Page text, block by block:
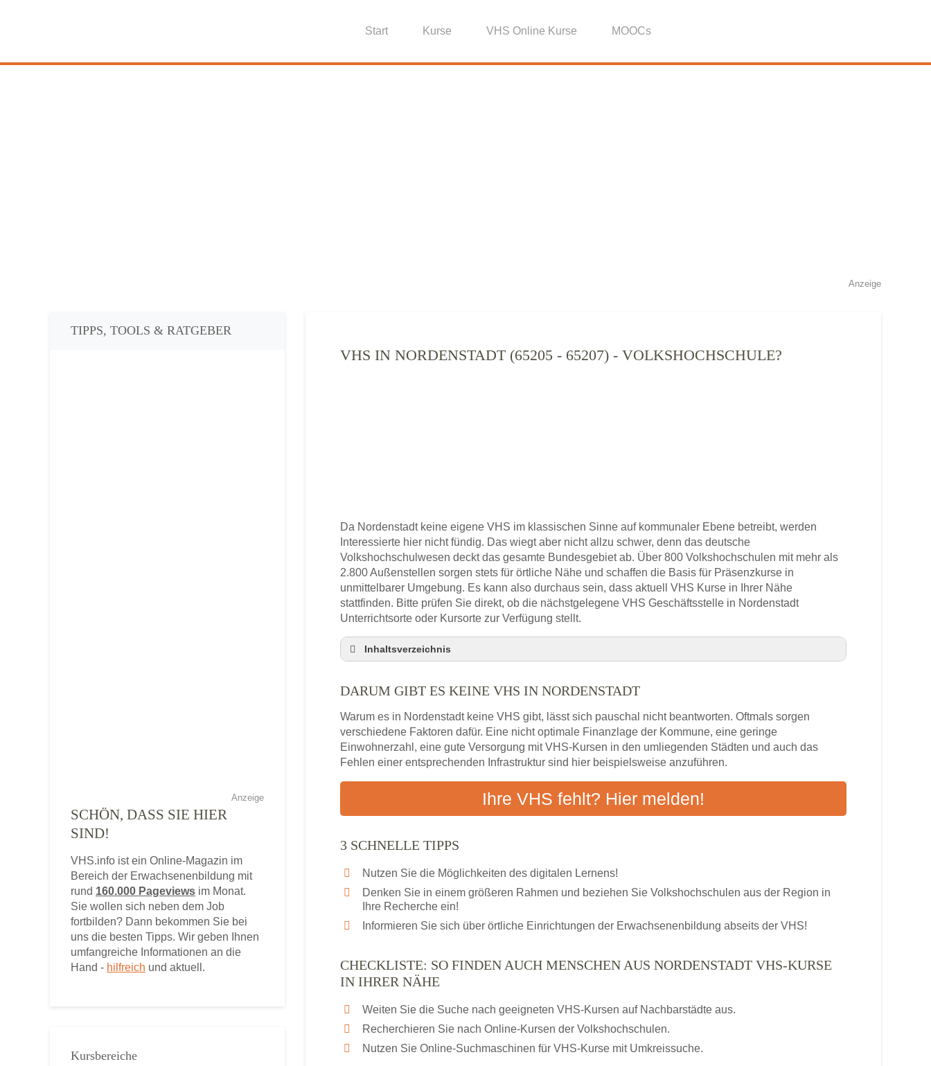
Start Kurse VHS Online Kurse MOOCs
Anzeige
VHS IN NORDENSTADT (65205 - 65207) - VOLKSHOCHSCHULE?
Da Nordenstadt keine eigene VHS im klassischen Sinne auf kommunaler Ebene betreibt, werden
Interessierte hier nicht fündig. Das wiegt aber nicht allzu schwer, denn das deutsche
Volkshochschulwesen deckt das gesamte Bundesgebiet ab. Über 800 Volkshochschulen mit mehr als
2.800 Außenstellen sorgen stets für örtliche Nähe und schaffen die Basis für Präsenzkurse in
unmittelbarer Umgebung. Es kann also durchaus sein, dass aktuell VHS Kurse in Ihrer Nähe
stattfinden. Bitte prüfen Sie direkt, ob die nächstgelegene VHS Geschäftsstelle in Nordenstadt
Unterrichtsorte oder Kursorte zur Verfügung stellt.
Inhaltsverzeichnis
3 schnelle Tipps
Abendschule in der Region rund um Nordenstadt
VHS steht für Erwachsenenbildung
Online-Kurse: Alternative Angebote zum VHS-Kurs
Checkliste: Darauf kommt es bei Bildungsangeboten an
DARUM GIBT ES KEINE VHS IN NORDENSTADT
Warum es in Nordenstadt keine VHS gibt, lässt sich pauschal nicht beantworten. Oftmals sorgen
verschiedene Faktoren dafür. Eine nicht optimale Finanzlage der Kommune, eine geringe
Einwohnerzahl, eine gute Versorgung mit VHS-Kursen in den umliegenden Städten und auch das
Fehlen einer entsprechenden Infrastruktur sind hier beispielsweise anzuführen.
Ihre VHS fehlt? Hier melden!
3 SCHNELLE TIPPS
Nutzen Sie die Möglichkeiten des digitalen Lernens!
Denken Sie in einem größeren Rahmen und beziehen Sie Volkshochschulen aus der Region in
Ihre Recherche ein!
Informieren Sie sich über örtliche Einrichtungen der Erwachsenenbildung abseits der VHS!
CHECKLISTE: SO FINDEN AUCH MENSCHEN AUS NORDENSTADT VHS-KURSE
IN IHRER NÄHE
Weiten Sie die Suche nach geeigneten VHS-Kursen auf Nachbarstädte aus.
Recherchieren Sie nach Online-Kursen der Volkshochschulen.
Nutzen Sie Online-Suchmaschinen für VHS-Kurse mit Umkreissuche.
TIPPS, TOOLS & RATGEBER
Anzeige
SCHÖN, DASS SIE HIER
SIND!
VHS.info ist ein Online-Magazin im
Bereich der Erwachsenenbildung mit
rund 160.000 Pageviews im Monat.
Sie wollen sich neben dem Job
fortbilden? Dann bekommen Sie bei
uns die besten Tipps. Wir geben Ihnen
umfangreiche Informationen an die
Hand - hilfreich und aktuell.
Kursbereiche